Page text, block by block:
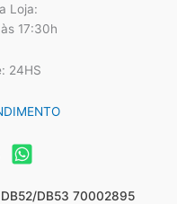
Loja:
17:30h
24HS
DB53 70002895